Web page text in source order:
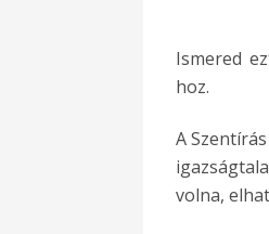
Ismered
hoz.
A
volna,